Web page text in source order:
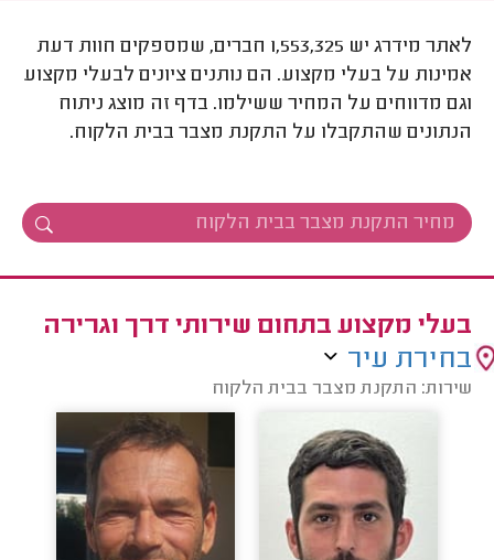
לאתר מידרג יש 1,553,325 חברים, שמספקים חוות דעת
אמינות על בעלי מקצוע. הם נותנים ציונים לבעלי מקצוע
וגם מדווחים על המחיר ששילמו. בדף זה מוצג ניתוח
הנתונים שהתקבלו על התקנת מצבר בבית הלקוח.
בעלי מקצוע בתחום שירותי דרך וגרירה
בחירת עיר
שירות: התקנת מצבר בבית הלקוח